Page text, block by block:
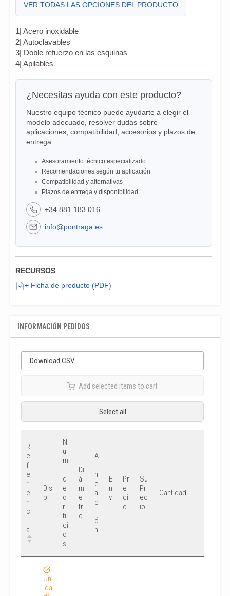
VER TODAS LAS OPCIONES DEL PRODUCTO
1| Acero inoxidable
2| Autoclavables
3| Doble refuerzo en las esquinas
4| Apilables
¿Necesitas ayuda con este producto?
Nuestro equipo técnico puede ayudarte a elegir el
modelo adecuado, resolver dudas sobre
aplicaciones, compatibilidad, accesorios y plazos de
entrega.
Asesoramiento técnico especializado
Recomendaciones según tu aplicación
Compatibilidad y alternativas
Plazos de entrega y disponibilidad
+34 881 183 016
info@pontraga.es
RECURSOS
+ Ficha de producto (PDF)
INFORMACIÓN PEDIDOS
Download CSV
Add selected items to cart
Select all
R
e
f
e
r
e
n
c
i
a
Dis
p
N
u
m
.
d
e
o
ri
fi
ci
o
s
Di
á
m
e
tr
o
A
li
n
e
a
c
i
ó
n
E
n
v
.
Pr
e
ci
o
Su
Pr
ec
io
Cantidad
Un
ida